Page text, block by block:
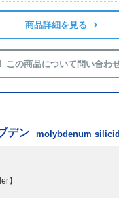
商品詳細を見る
この商品について問い合わ
デン molybdenum
】